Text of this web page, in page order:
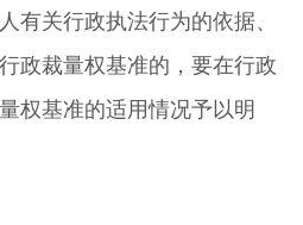
有关行政执法行为的依据、
政裁量权基准的，要在行政
权基准的适用情况予以明